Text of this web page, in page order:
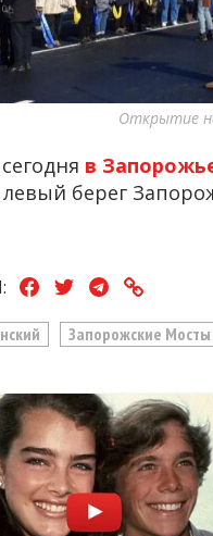
Открытие
в
берег
Запорожские Мосты